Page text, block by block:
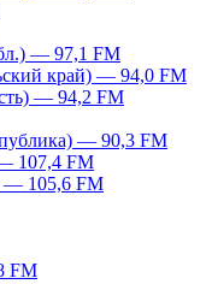
— 97,1 FM
край) — 94,0 FM
— 94,2 FM
— 90,3 FM
107,4 FM
— 105,6 FM
FM